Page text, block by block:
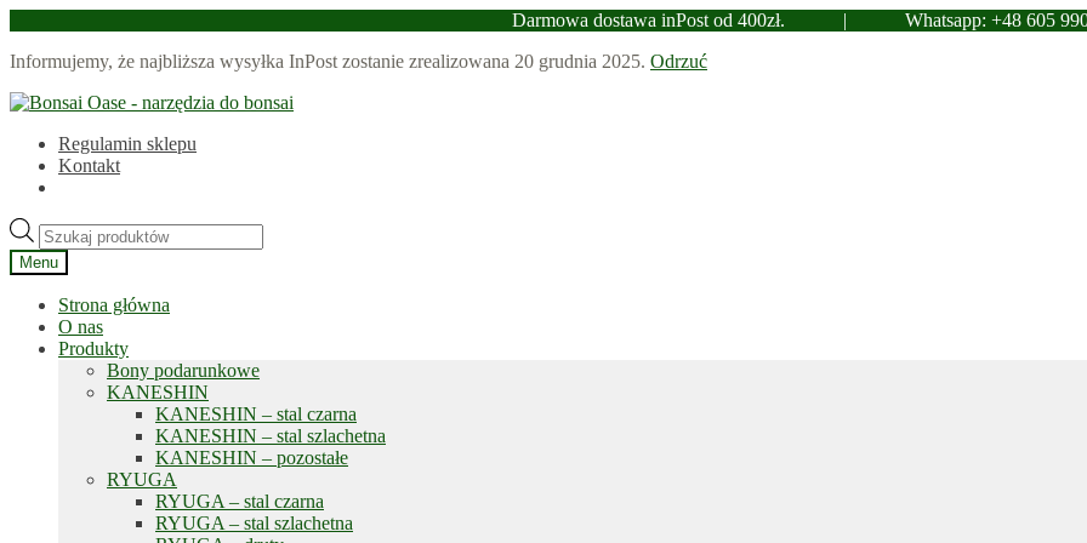
Darmowa dostawa inPost od 400zł. |
Whatsapp: +48 605
Informujemy, że najbliższa wysyłka InPost zostanie zrealizowana 20 grudnia 2025. Odrzuć
Przejdź
nawigacji
Przejdź
treści
Regulamin sklepu
Kontakt
Wyszukiwarka
produktów
Menu
Strona główna
O nas
Produkty
Bony podarunkowe
KANESHIN
KANESHIN – stal czarna
KANESHIN – stal szlachetna
KANESHIN – pozostałe
RYUGA
RYUGA – stal czarna
RYUGA – stal szlachetna